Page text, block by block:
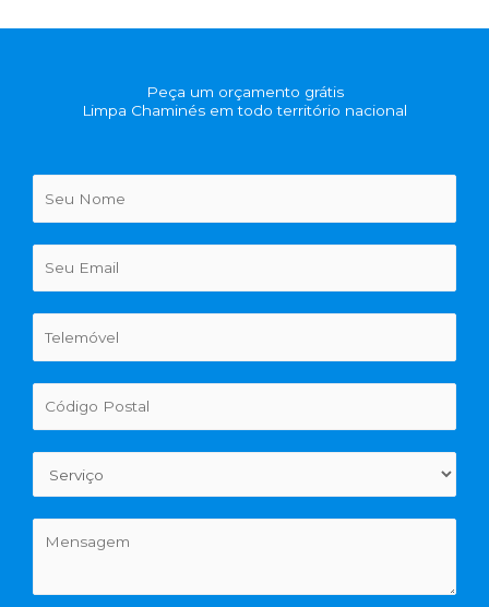
Peça um orçamento grátis
Limpa Chaminés em todo território nacional